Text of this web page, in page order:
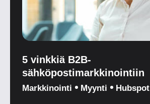
5 vinkkiä B2B-
sähköpostimarkkinointiin
Markkinointi Myynti Hubspot